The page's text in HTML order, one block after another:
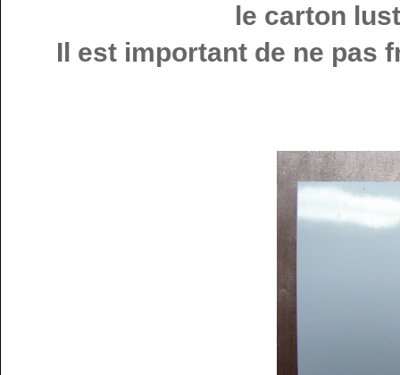
le carton
Il est important de ne pas